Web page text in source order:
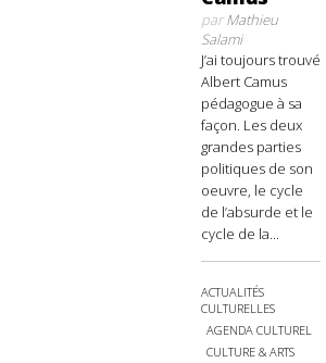
parMathieu
Salami
J’ai toujours trouvé
Albert Camus
pédagogue à sa
façon. Les deux
grandes parties
politiques de son
oeuvre, le cycle
de l’absurde et le
cycle de la...
ACTUALITÉS
CULTURELLES
AGENDA CULTUREL
CULTURE & ARTS